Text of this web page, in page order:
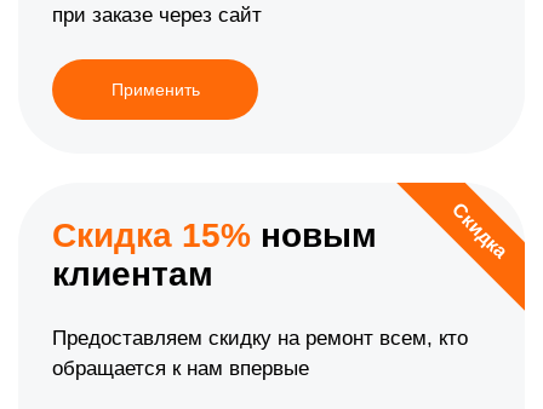
при заказе через сайт
Применить
Скидка
Скидка 15% новым
клиентам
Предоставляем скидку на ремонт всем, кто
обращается к нам впервые